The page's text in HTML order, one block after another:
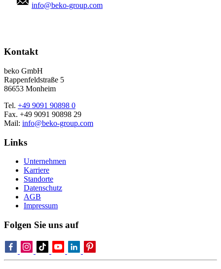
info@beko-group.com
Kontakt
beko GmbH
Rappenfeldstraße 5
86653 Monheim
Tel. +49 9091 90898 0
Fax. +49 9091 90898 29
Mail: info@beko-group.com
Links
Unternehmen
Karriere
Standorte
Datenschutz
AGB
Impressum
Folgen Sie uns auf